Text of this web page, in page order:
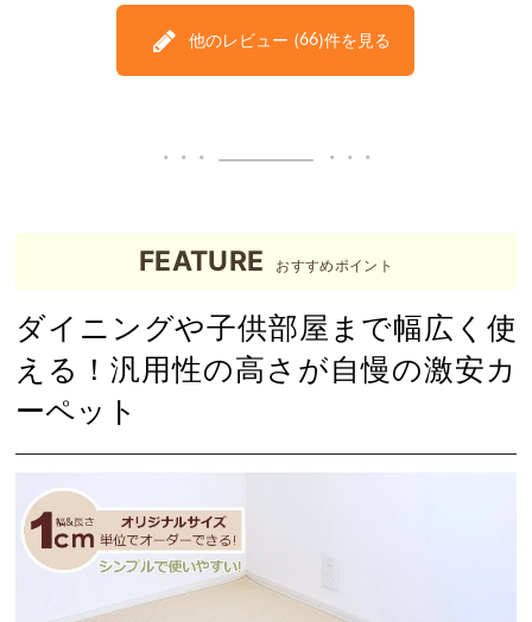
他のレビュー (66)件を見る
FEATURE おすすめポイント
ダイニングや子供部屋まで幅広く使
える！汎用性の高さが自慢の激安カ
ーペット